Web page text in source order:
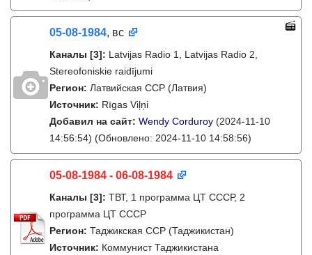
05-08-1984, вс
Каналы [3]: Latvijas Radio 1, Latvijas Radio 2,
Stereofoniskie raidījumi
Регион: Латвийская ССР (Латвия)
Источник: Rīgas Viļņi
Добавил на сайт: Wendy Corduroy (2024-11-10
14:56:54) (Обновлено: 2024-11-10 14:58:56)
05-08-1984 - 06-08-1984
Каналы [3]: ТВТ, 1 программа ЦТ СССР, 2
программа ЦТ СССР
Регион: Таджикская ССР (Таджикистан)
Источник: Коммунист Таджикистана